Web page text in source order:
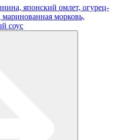
японский омлет, огурец-
морковь,
соус